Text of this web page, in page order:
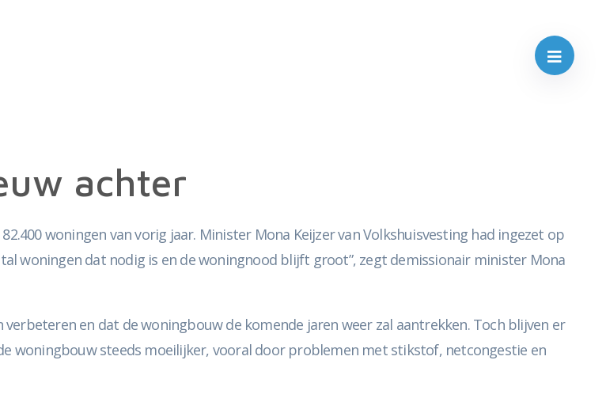
achter
woningen van vorig jaar. Minister Mona Keijzer van Volkshuisvesting had ingezet op
woningen dat nodig is en de woningnood blijft groot”, zegt demissionair minister Mona
en dat de woningbouw de komende jaren weer zal aantrekken. Toch blijven er
woningbouw steeds moeilijker, vooral door problemen met stikstof, netcongestie en